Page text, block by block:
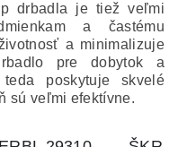
drbadla je tiež veľmi
a častému
a minimalizuje
pre dobytok a
poskytuje skvelé
sú veľmi efektívne.